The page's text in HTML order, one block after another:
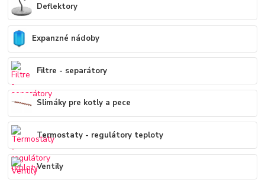
Deflektory
Expanzné nádoby
Filtre - separátory
Slimáky pre kotly a pece
Termostaty - regulátory teploty
Ventily